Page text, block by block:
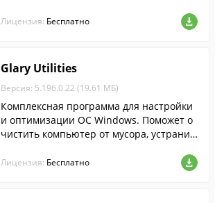
Лицензия: Бесплатно
Glary Utilities
Версия: 5.196.0.22 (19.61 МБ)
Комплексная программа для настройки
и оптимизации ОС Windows. Поможет о
чистить компьютер от мусора, устранит
аботы компьютера.
Лицензия: Бесплатно